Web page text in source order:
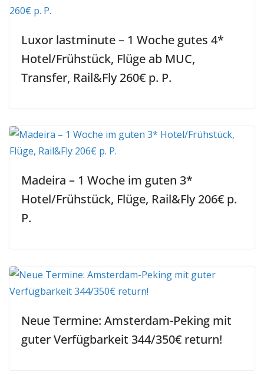
Luxor lastminute – 1 Woche gutes 4*
Hotel/Frühstück, Flüge ab MUC,
Transfer, Rail&Fly 260€ p. P.
Madeira – 1 Woche im guten 3*
Hotel/Frühstück, Flüge, Rail&Fly 206€ p.
P.
Neue Termine: Amsterdam-Peking mit
guter Verfügbarkeit 344/350€ return!